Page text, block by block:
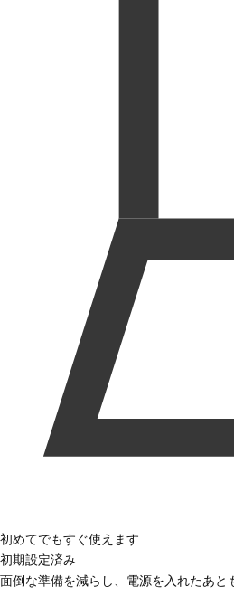
初めてでもすぐ使えます
初期設定済み
面倒な準備を減らし、電源を入れたあ